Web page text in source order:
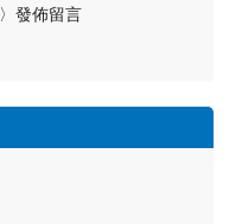
〉發佈留言